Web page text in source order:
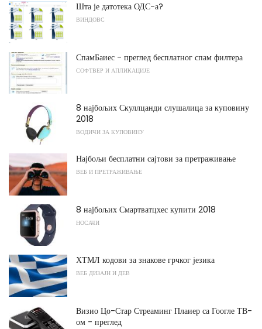
Шта је датотека ОДС-а?
ВИНДОВС
СпамБаиес - преглед бесплатног спам филтера
СОФТВЕР И АПЛИКАЦИЈЕ
8 најбољих Скуллцанди слушалица за куповину
2018
ВОДИЧИ ЗА КУПОВИНУ
Најбољи бесплатни сајтови за претраживање
ВЕБ И ПРЕТРАЖИВАЊЕ
8 најбољих Смартватцхес купити 2018
НОСАЧИ
ХТМЛ кодови за знакове грчког језика
ВЕБ ДИЗАЈН И ДЕВ
Визио Цо-Стар Стреаминг Плаиер са Гоогле ТВ-
ом - преглед